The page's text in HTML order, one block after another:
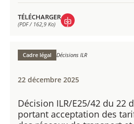
TÉLÉCHARGER
(PDF / 162,9 Ko)
(PDF / 162,9 Ko)
Cadre légal Décisions ILR
22 décembre 2025
Décision ILR/E25/42 du 22
portant acceptation des